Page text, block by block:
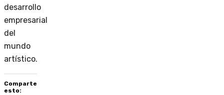
desarrollo
empresarial
del
mundo
artístico.
Comparte
esto: